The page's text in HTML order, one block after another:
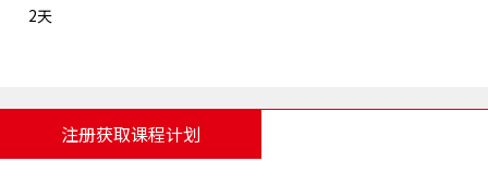
2天
注册获取课程计划